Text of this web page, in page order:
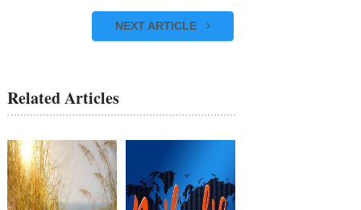
NEXT ARTICLE
Related Articles